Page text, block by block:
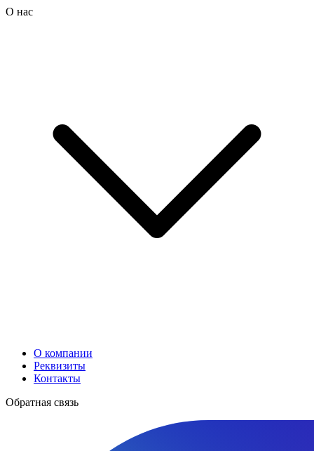
О нас
О компании
Реквизиты
Контакты
Обратная связь